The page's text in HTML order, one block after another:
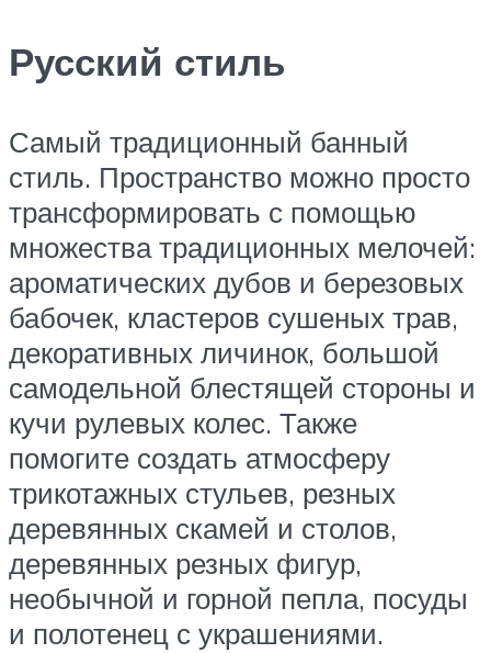
Русский стиль
Самый традиционный банный
стиль. Пространство можно просто
трансформировать с помощью
множества традиционных мелочей:
ароматических дубов и березовых
бабочек, кластеров сушеных трав,
декоративных личинок, большой
самодельной блестящей стороны и
кучи рулевых колес. Также
помогите создать атмосферу
трикотажных стульев, резных
деревянных скамей и столов,
деревянных резных фигур,
необычной и горной пепла, посуды
и полотенец с украшениями.